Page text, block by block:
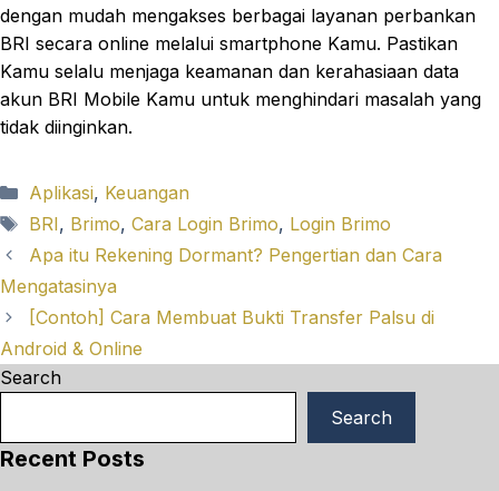
dengan mudah mengakses berbagai layanan perbankan
BRI secara online melalui smartphone Kamu. Pastikan
Kamu selalu menjaga keamanan dan kerahasiaan data
akun BRI Mobile Kamu untuk menghindari masalah yang
tidak diinginkan.
Categories
Aplikasi, Keuangan
Tags
BRI, Brimo, Cara Login Brimo, Login Brimo
Apa itu Rekening Dormant? Pengertian dan Cara
Mengatasinya
[Contoh] Cara Membuat Bukti Transfer Palsu di
Android & Online
Search
Search
Recent Posts